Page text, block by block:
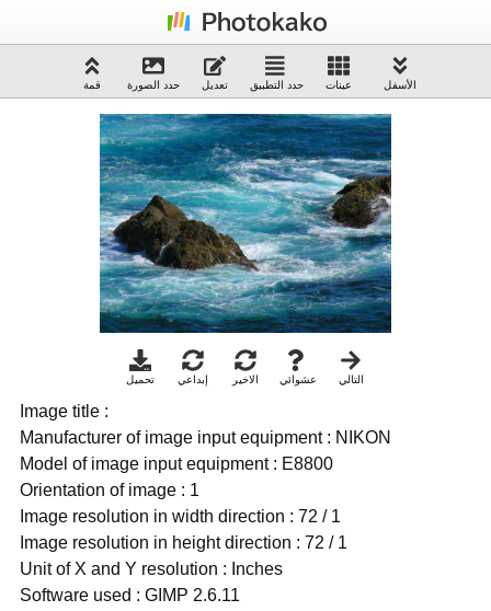
قمة حدد الصورة تعديل حدد التطبيق عينات الأسفل
تحميل إبداعي الاخير عشوائي التالي
Image title :
Manufacturer of image input equipment : NIKON
Model of image input equipment : E8800
Orientation of image : 1
Image resolution in width direction : 72 / 1
Image resolution in height direction : 72 / 1
Unit of X and Y resolution : Inches
Software used : GIMP 2.6.11